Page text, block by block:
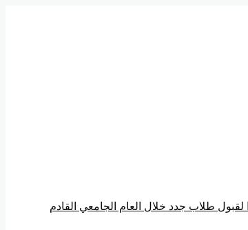
طلاب جدد خلال العام الجامعي القادم